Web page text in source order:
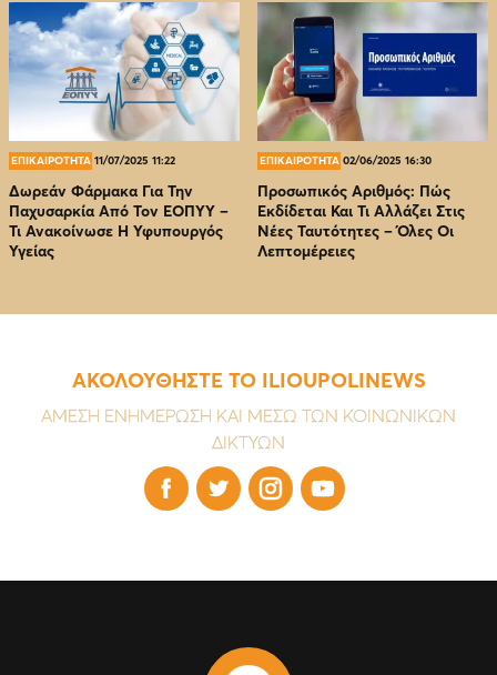
ΕΠΙΚΑΙΡΟΤΗΤΑ 11/07/2025 11:22
Δωρεάν Φάρμακα Για Την
Παχυσαρκία Από Τον EOΠΥΥ –
Τι Ανακοίνωσε Η Υφυπουργός
Υγείας
ΕΠΙΚΑΙΡΟΤΗΤΑ 02/06/2025 16:30
Προσωπικός Αριθμός: Πώς
Εκδίδεται Και Τι Αλλάζει Στις
Νέες Ταυτότητες – Όλες Οι
Λεπτομέρειες
ΑΚΟΛΟΥΘΗΣΤΕ ΤΟ ILIOUPOLINEWS
ΑΜΕΣΗ ΕΝΗΜΕΡΩΣΗ ΚΑΙ ΜΕΣΩ ΤΩΝ ΚΟΙΝΩΝΙΚΩΝ
ΔΙΚΤΥΩΝ
   